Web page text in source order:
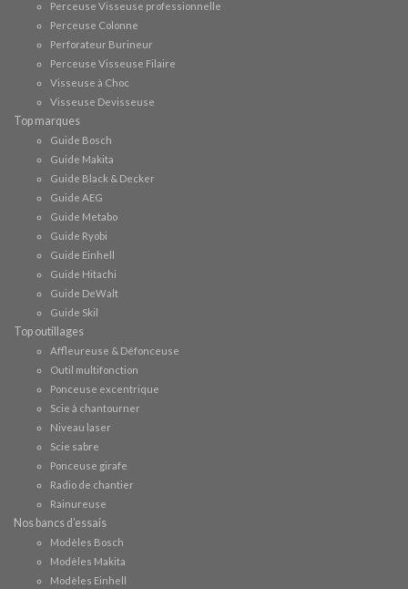
Perceuse Visseuse professionnelle
Perceuse Colonne
Perforateur Burineur
Perceuse Visseuse Filaire
Visseuse à Choc
Visseuse Devisseuse
Top marques
Guide Bosch
Guide Makita
Guide Black & Decker
Guide AEG
Guide Metabo
Guide Ryobi
Guide Einhell
Guide Hitachi
Guide DeWalt
Guide Skil
Top outillages
Affleureuse & Défonceuse
Outil multifonction
Ponceuse excentrique
Scie à chantourner
Niveau laser
Scie sabre
Ponceuse girafe
Radio de chantier
Rainureuse
Nos bancs d’essais
Modèles Bosch
Modèles Makita
Modèles Einhell